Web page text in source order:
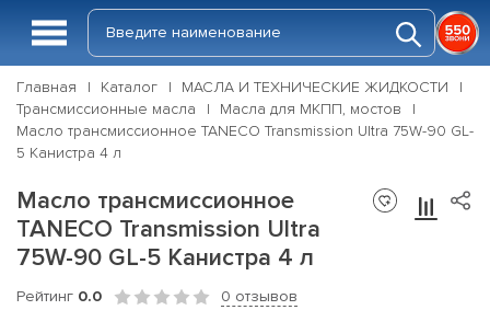
Главная Каталог
МАСЛА И ТЕХНИЧЕСКИЕ ЖИДКОСТИ
Трансмиссионные масла
Масла для МКПП, мостов
Масло трансмиссионное TANECO Transmission Ultra 75W-90 GL-
5 Канистра 4 л
Масло трансмиссионное
TANECO Transmission Ultra
75W-90 GL-5 Канистра 4 л
Рейтинг 0.0 0 отзывов